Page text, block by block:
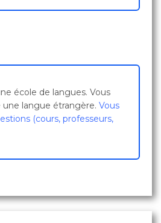
école de langues. Vous
langue étrangère. Vous
(cours, professeurs,